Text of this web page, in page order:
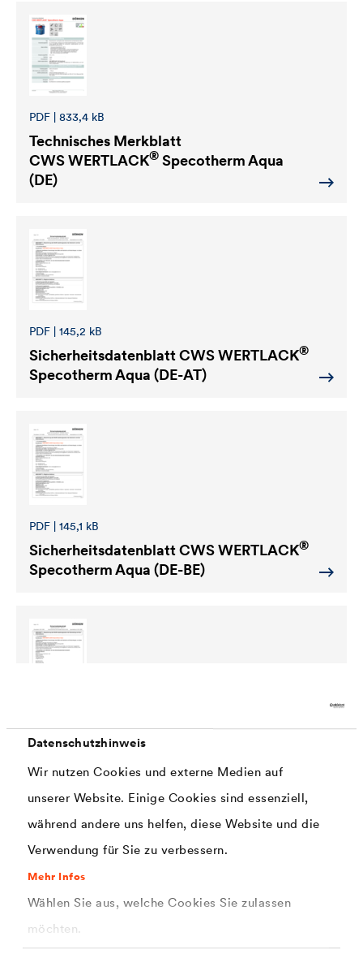
Datenschutzhinweis
Wir nutzen Cookies und externe Medien auf
unserer Website. Einige Cookies sind essenziell,
während andere uns helfen, diese Website und die
Verwendung für Sie zu verbessern.
Mehr Infos
Wählen Sie aus, welche Cookies Sie zulassen
möchten.
PDF | 833,4 kB
Technisches Merkblatt
CWS WERTLACK® Specotherm Aqua
(DE)
PDF | 145,2 kB
SicherheitsdatenblattCWS WERTLACK®
Specotherm Aqua (DE-AT)
PDF | 145,1 kB
SicherheitsdatenblattCWS WERTLACK®
Specotherm Aqua (DE-BE)
Sicherheitsdatenblatt
Specotherm Aqua (DE-CH)